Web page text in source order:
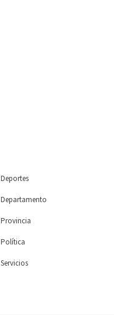
Deportes
Departamento
Provincia
Política
Servicios